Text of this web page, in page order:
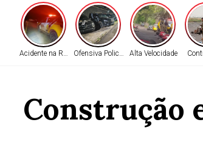
Acidente na RodoviaOfensiva Policial Alta Velocidade
Construção